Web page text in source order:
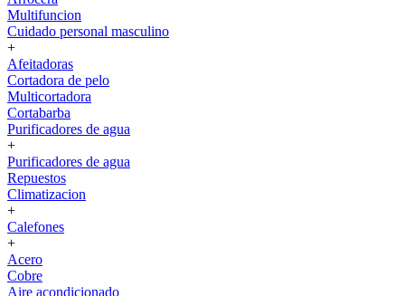
Multifuncion
Cuidado personal masculino
+
Afeitadoras
Cortadora de pelo
Multicortadora
Cortabarba
Purificadores de agua
+
Purificadores de agua
Repuestos
Climatizacion
+
Calefones
+
Acero
Cobre
Aire acondicionado